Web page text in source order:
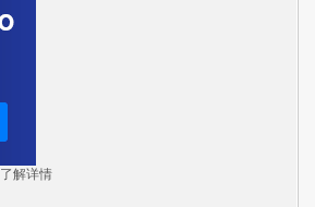
了解详情